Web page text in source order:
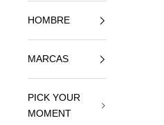
HOMBRE
MARCAS
PICK YOUR
MOMENT